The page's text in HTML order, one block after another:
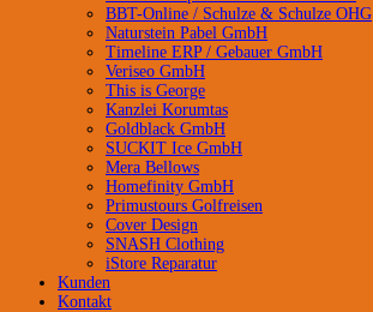
BBT-Online / Schulze & Schulze OHG
Naturstein Pabel GmbH
Timeline ERP / Gebauer GmbH
Veriseo GmbH
This is George
Kanzlei Korumtas
Goldblack GmbH
SUCKIT Ice GmbH
Mera Bellows
Homefinity GmbH
Primustours Golfreisen
Cover Design
SNASH Clothing
iStore Reparatur
Kunden
Kontakt